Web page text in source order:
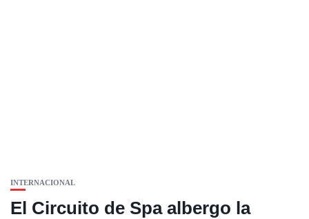
INTERNACIONAL
El Circuito de Spa albergo la